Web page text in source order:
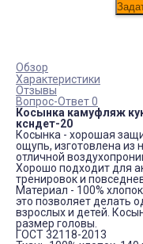
Обзор
Характеристики
Отзывы
Вопрос-Ответ 0
Косынка камуфляж
ксндет-20
Косынка - хорошая
ощупь, изготовлена из
отличной
Хорошо подходит для
тренировок и
Материал - 100%
это позволяет делать
взрослых и детей.
размер головы.
ГОСТ 32118-2013